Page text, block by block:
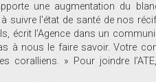
une augmentation du
suivre l'état de santé de nos
écrit l’Agence dans un
à nous le faire savoir. Votre
coralliens. » Pour joindre